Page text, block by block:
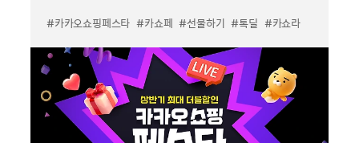
#카카오쇼핑페스타 #카쇼페 #선물하기 #톡딜 #카쇼라